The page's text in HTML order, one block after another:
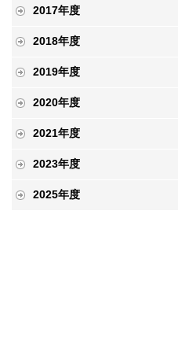
2017年度
2018年度
2019年度
2020年度
2021年度
2023年度
2025年度